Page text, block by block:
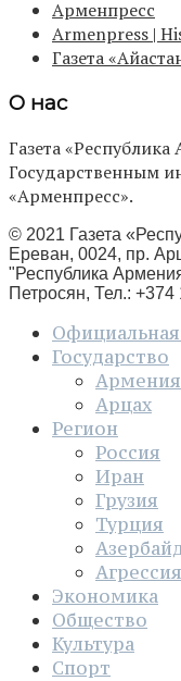
Арменпресс
Armenpress |
Газета
О нас
Газета
Государственным
«Арменпресс».
© 2021 Газета
Ереван, 0024, пр.
"Республика
Петросян, Тел.:
Государство
Армения
Арцах
Регион
Россия
Иран
Грузия
Турция
Экономика
Общество
Культура
Спорт